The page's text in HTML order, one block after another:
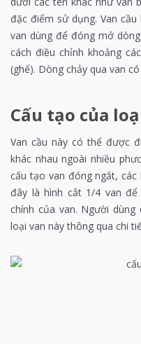
đặc điểm sử dụng. Van
van dùng để đóng mở
cách điều chỉnh khoảng
(ghế). Dòng chảy qua van
Cấu tạo của
Van cầu này có thể được
khác nhau ngoài nhiều
cấu tạo van đóng ngắt,
đây là hình cắt 1/4 van để
chính của van. Người
loại van này thông qua chi